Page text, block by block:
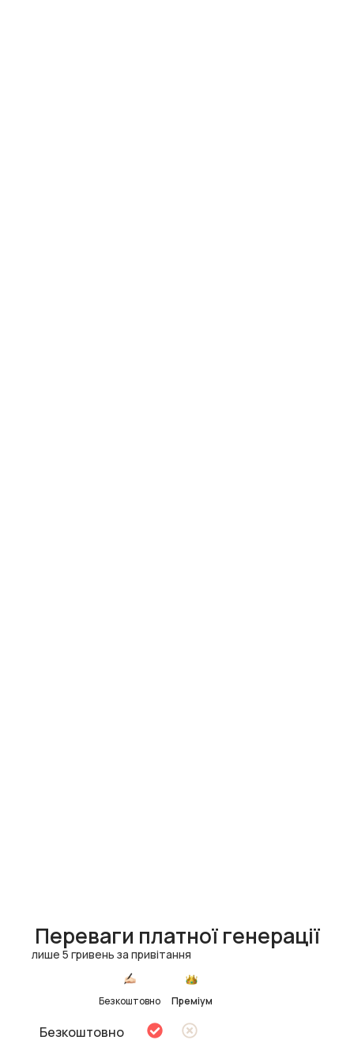
Переваги платної генерації
лише 5 гривень за привітання
Безкоштовно Преміум
Безкоштовно